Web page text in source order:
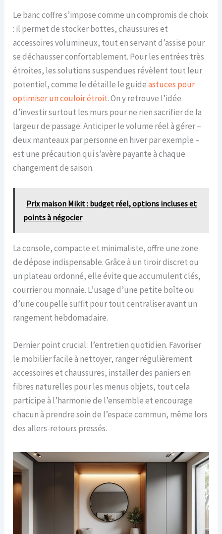
Le banc coffre s’impose comme un compromis de choix
: il permet de stocker bottes, chaussures et
accessoires volumineux, tout en servant d’assise pour
se déchausser confortablement. Pour les entrées très
étroites, les solutions suspendues révèlent tout leur
potentiel, comme le détaille le guideastuces pour
optimiser un couloir étroit. On y retrouve l’idée
d’investir surtout les murs pour ne rien sacrifier de la
largeur de passage. Anticiper le volume réel à gérer –
deux manteaux par personne en hiver par exemple –
est une précaution qui s’avère payante à chaque
changement de saison.
Prix maison Mikit : budget réel, options incluses et
points à négocier
La console, compacte et minimaliste, offre une zone
de dépose indispensable. Grâce à un tiroir discret ou
un plateau ordonné, elle évite que accumulent clés,
courrier ou monnaie. L’usage d’une petite boîte ou
d’une coupelle suffit pour tout centraliser avant un
rangement hebdomadaire.
Dernier point crucial : l’entretien quotidien. Favoriser
le mobilier facile à nettoyer, ranger régulièrement
accessoires et chaussures, installer des paniers en
fibres naturelles pour les menus objets, tout cela
participe à l’harmonie de l’ensemble et encourage
chacun à prendre soin de l’espace commun, même lors
des allers-retours pressés.